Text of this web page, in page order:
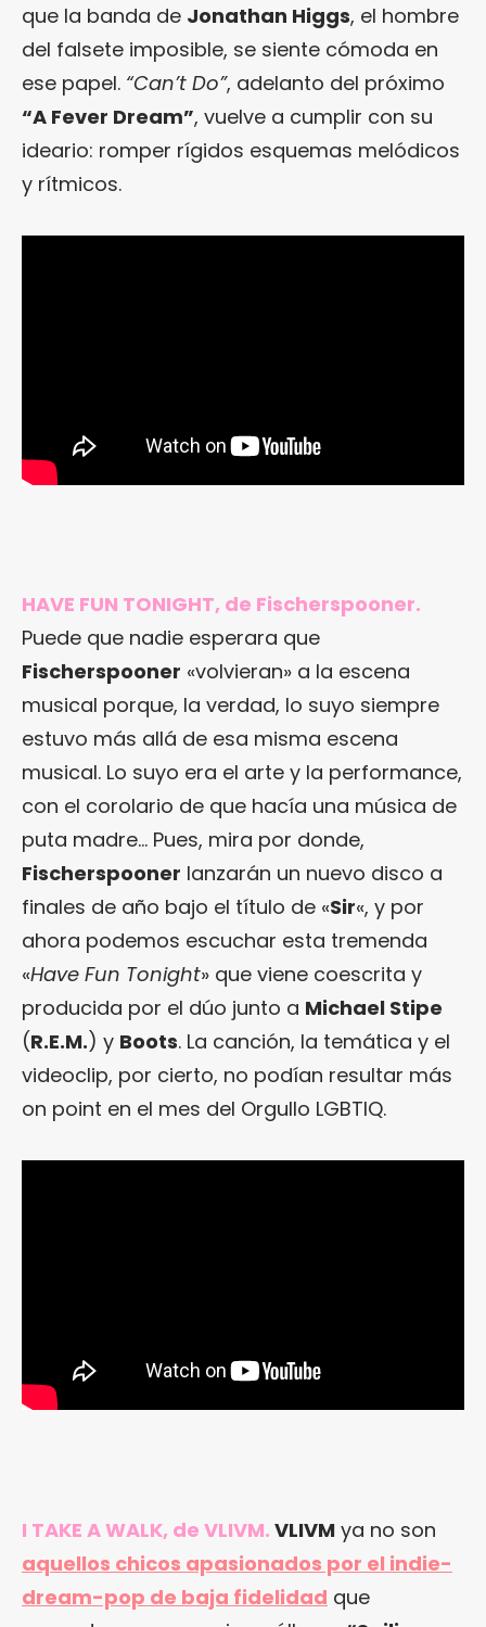
que la banda de Jonathan Higgs, el hombre
del falsete imposible, se siente cómoda en
ese papel. “Can’t Do”, adelanto del próximo
“A Fever Dream”, vuelve a cumplir con su
ideario: romper rígidos esquemas melódicos
y rítmicos.
HAVE FUN TONIGHT, de Fischerspooner.
Puede que nadie esperara que
Fischerspooner «volvieran» a la escena
musical porque, la verdad, lo suyo siempre
estuvo más allá de esa misma escena
musical. Lo suyo era el arte y la performance,
con el corolario de que hacía una música de
puta madre… Pues, mira por donde,
Fischerspooner lanzarán un nuevo disco a
finales de año bajo el título de «Sir«, y por
ahora podemos escuchar esta tremenda
«Have Fun Tonight» que viene coescrita y
producida por el dúo junto a Michael Stipe
(R.E.M.) y Boots. La canción, la temática y el
videoclip, por cierto, no podían resultar más
on point en el mes del Orgullo LGBTIQ.
I TAKE A WALK, de VLIVM. VLIVM ya no son
aquellos chicos apasionados por el indie-
dream-pop de baja fidelidad que